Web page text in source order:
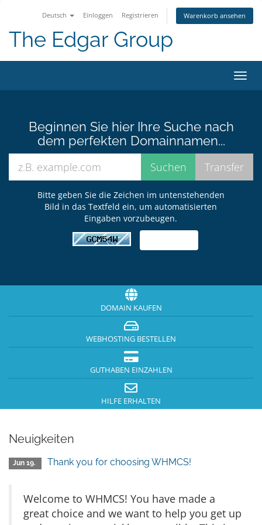
Deutsch Einloggen Registrieren Warenkorb ansehen
The Edgar Group
ein-/
Beginnen Sie hier Ihre Suche nach
dem perfekten Domainnamen...
Bitte geben Sie die Zeichen im untenstehenden
Bild in das Textfeld ein, um automatisierten
Eingaben vorzubeugen.
DOMAIN KAUFEN
WEBHOSTING BESTELLEN
GUTHABEN EINZAHLEN
HILFE ERHALTEN
Neuigkeiten
Jun 19. Thank you for choosing WHMCS!
Welcome to WHMCS! You have made a
great choice and we want to help you get up